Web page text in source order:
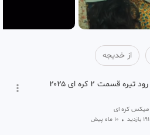
1 ماه پیش بازنشر شده
قسمت ۷ سریال کره ای بازیچه
خدیجه
• بازنشر شده
از خدیجه
رود تیره قسمت 2 کره ای ۲۰۲۵
میکس کره ای
191 بازدید • 10 ماه پیش